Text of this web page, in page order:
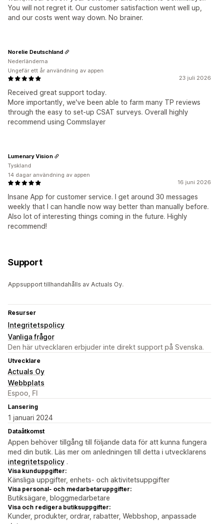
You will not regret it. Our customer satisfaction went well up,
and our costs went way down. No brainer.
23 juli 2026
Received great support today.
More importantly, we've been able to farm many TP reviews
through the easy to set-up CSAT surveys. Overall highly
recommend using Commslayer
Norelie Deutschland
Nederländerna
Ungefär ett år användning av appen
16 juni 2026
Insane App for customer service. I get around 30 messages
weekly that I can handle now way better than manually before.
Also lot of interesting things coming in the future. Highly
recommend!
Lumenary Vision
Tyskland
14 dagar användning av appen
Support
Appsupport tillhandahålls av Actuals Oy.
Resurser
Integritetspolicy
Vanliga frågor
Den här utvecklaren erbjuder inte direkt support på Svenska.
Utvecklare
Actuals Oy
Webbplats
Espoo, FI
Lansering
1 januari 2024
Dataåtkomst
Appen behöver tillgång till följande data för att kunna fungera
med din butik. Läs mer om anledningen till detta i utvecklarens
integritetspolicy .
Visa kunduppgifter:
Känsliga uppgifter, enhets- och aktivitetsuppgifter
Visa personal- och medarbetaruppgifter:
Butiksägare, bloggmedarbetare
Visa och redigera butiksuppgifter:
Kunder, produkter, ordrar, rabatter, Webbshop, anpassade